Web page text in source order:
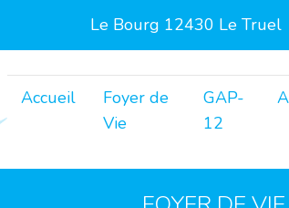
Le Bourg 12430 Le Truel
Accueil
Foyer de
Vie
GAP-
12